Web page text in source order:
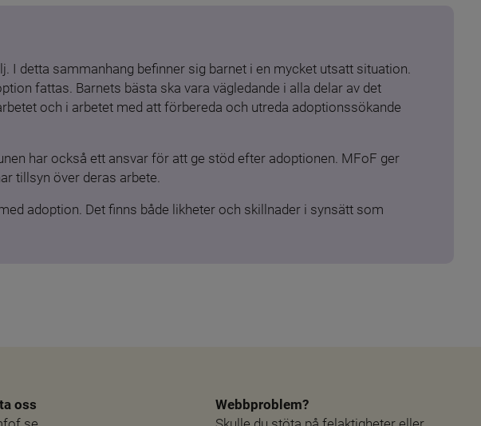
I detta sammanhang befinner sig barnet i en mycket utsatt situation.
fattas. Barnets bästa ska vara vägledande i alla delar av det
och i arbetet med att förbereda och utreda adoptionssökande
har också ett ansvar för att ge stöd efter adoptionen. MFoF ger
tillsyn över deras arbete.
adoption. Det finns både likheter och skillnader i synsätt som
oss
Webbproblem?